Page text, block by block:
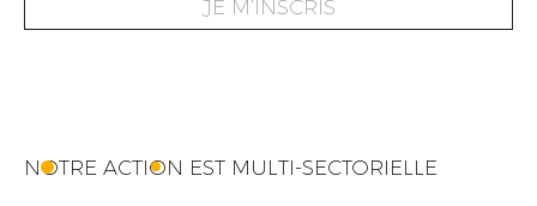
JE M’INSCRIS
NOTRE ACTION EST MULTI-SECTORIELLE